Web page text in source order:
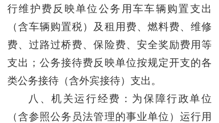
行维护费反映单位公务用车车辆购置支出
（含车辆购置税）及租用费、燃料费、维修
费、过路过桥费、保险费、安全奖励费用等
支出；公务接待费反映单位按规定开支的各
类公务接待（含外宾接待）支出。
八、机关运行经费 ：为保障行政单位
（含参照公务员法管理的事业单位）运行用